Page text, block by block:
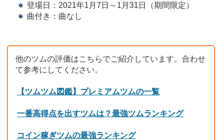
登場日：2021年1月7日～1月31日（期間限定）
曲付き：曲なし
他のツムの評価はこちらでご紹介しています。合わせ
て参考にしてください。
【ツムツム図鑑】プレミアムツムの一覧
一番高得点を出すツムは？最強ツムランキング
コイン稼ぎツムの最強ランキング